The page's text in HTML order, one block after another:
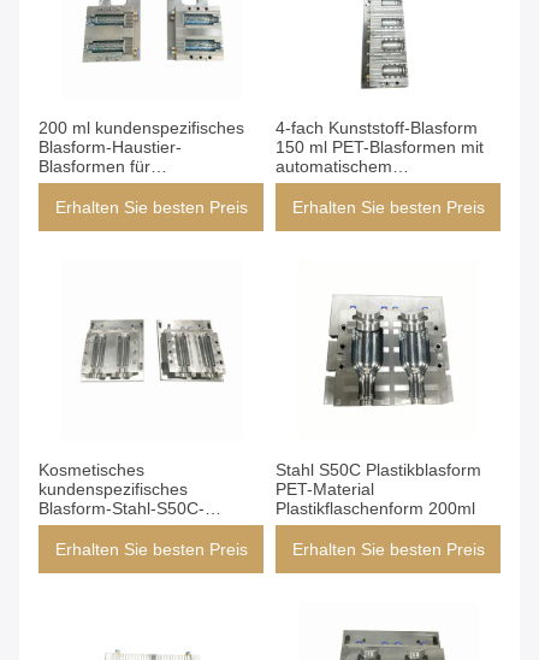
200 ml kundenspezifisches
Blasform-Haustier-
Blasformen für
Haarshampoo-Flasche
Erhalten Sie besten Preis
4-fach Kunststoff-Blasform
150 ml PET-Blasformen mit
automatischem
Entgratungssystem
Erhalten Sie besten Preis
Kosmetisches
kundenspezifisches
Blasform-Stahl-S50C-
Spritzblasformen
Erhalten Sie besten Preis
Stahl S50C Plastikblasform
PET-Material
Plastikflaschenform 200ml
Erhalten Sie besten Preis